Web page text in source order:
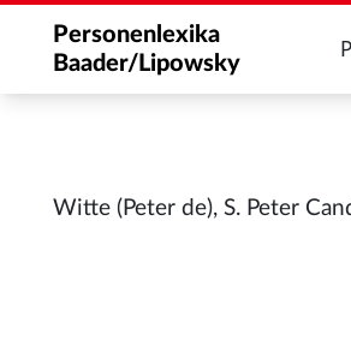
Personenlexika
Baader/Lipowsky
Witte (Peter de), S. Peter